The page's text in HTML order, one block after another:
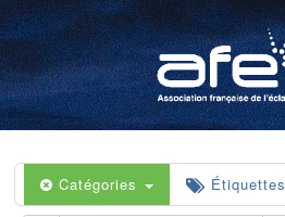
Catégories Étiquettes
4 h 00 min
5 h 00 min
6 h 00 min